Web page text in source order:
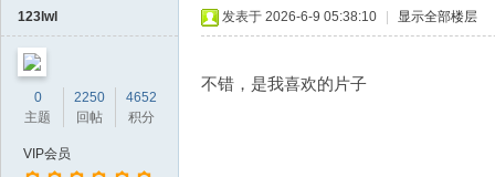
123lwl
0
主题
2250
回帖
4652
积分
VIP会员
发表于 2026-6-9 05:38:10 显示全部楼层
不错，是我喜欢的片子